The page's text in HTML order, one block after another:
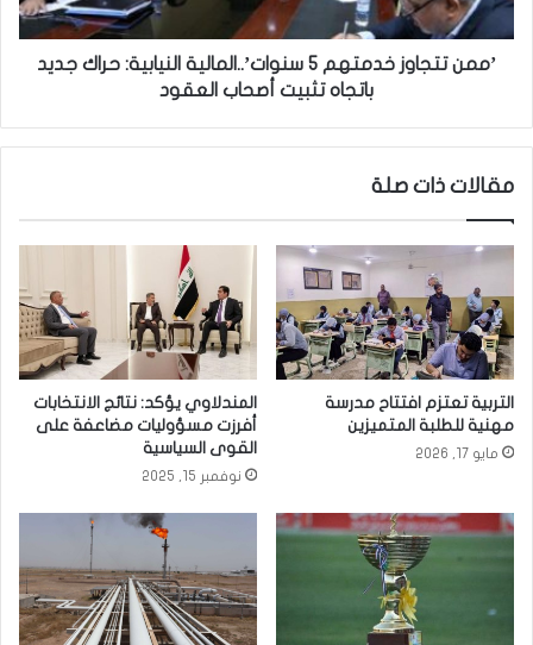
س
ا
ع
ر
غ
ن
ي
و
ت
س
م
ل
ه
ب
ا
و
ه
س
و
ا
ت
.
ا
م
ا
’ممن تتجاوز خدمتهم 5 سنوات’..المالية النيابية: حراك جديد
باتجاه تثبيت أصحاب العقود
مقالات ذات صلة
التربية تعتزم افتتاح مدرسة
مهنية للطلبة المتميزين
مايو 17, 2026
المندلاوي يؤكد: نتائج الانتخابات
أفرزت مسؤوليات مضاعفة على
القوى السياسية
نوفمبر 15, 2025